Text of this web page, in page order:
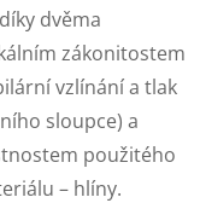
dvěma
zákonitostem
vzlínání a tlak
sloupce) a
použitého
– hlíny.